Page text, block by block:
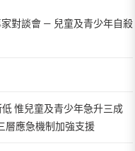
對談會 — 兒童及青少年自殺
惟兒童及青少年急升三成
層應急機制加強支援